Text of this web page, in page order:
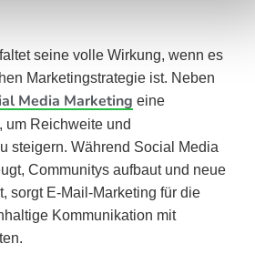
seine volle Wirkung, wenn es
Marketingstrategie ist. Neben
Media Marketing eine
um Reichweite und
steigern. Während Social Media
Communitys aufbaut und neue
sorgt E-Mail-Marketing für die
Kommunikation mit